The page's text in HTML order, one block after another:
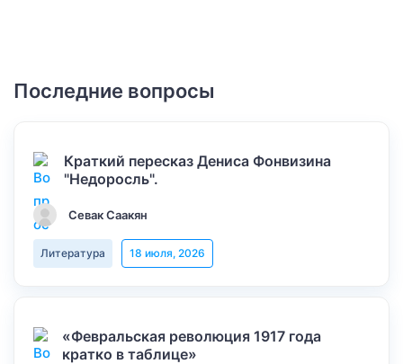
Последние вопросы
Краткий пересказ Дениса Фонвизина
"Недоросль".
Севак Саакян
Литература 18 июля, 2026
«Февральская революция 1917 года
кратко в таблице»